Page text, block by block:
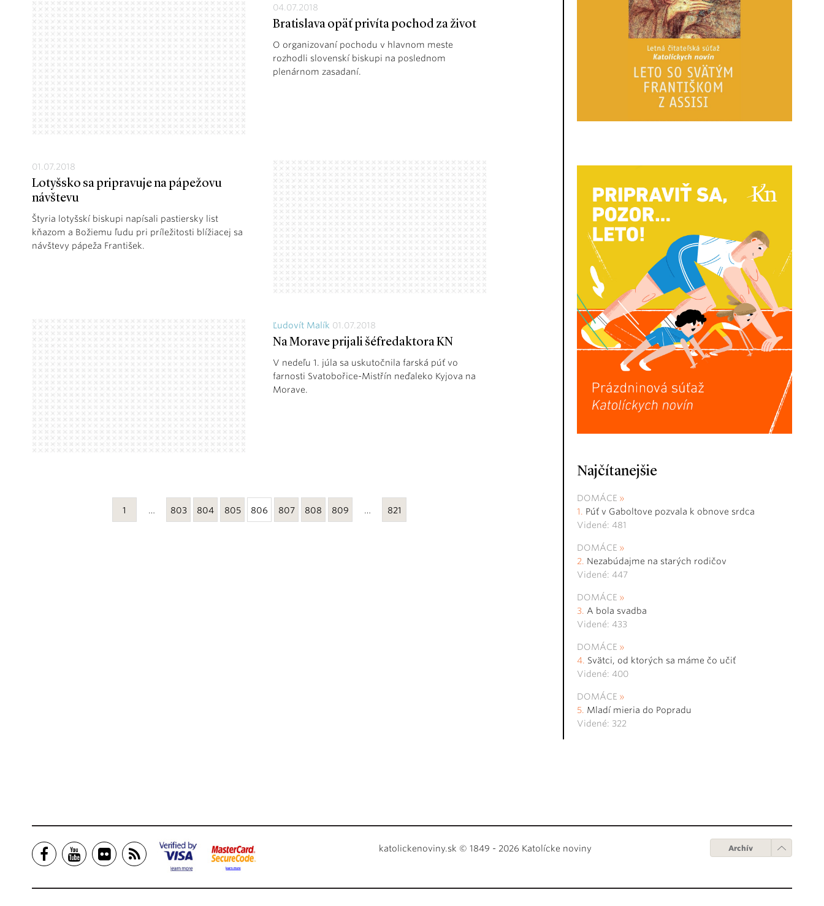
04.07.2018
Bratislava opäť privíta pochod za život
O organizovaní pochodu v hlavnom meste
rozhodli slovenskí biskupi na poslednom
plenárnom zasadaní.
01.07.2018
Lotyšsko sa pripravuje na pápežovu
návštevu
Štyria lotyšskí biskupi napísali pastiersky list
kňazom a Božiemu ľudu pri príležitosti blížiacej sa
návštevy pápeža František.
Ľudovít Malík 01.07.2018
Na Morave prijali šéfredaktora KN
V nedeľu 1. júla sa uskutočnila farská púť vo
farnosti Svatobořice-Mistřín neďaleko Kyjova na
Morave.
1 … 803 804 805 806 807 808 809 … 821
Najčítanejšie
DOMÁCE
Púť v Gaboltove pozvala k obnove srdca
Videné: 481
DOMÁCE
Nezabúdajme na starých rodičov
Videné: 447
DOMÁCE
A bola svadba
Videné: 433
DOMÁCE
Svätci, od ktorých sa máme čo učiť
Videné: 400
DOMÁCE
Mladí mieria do Popradu
Videné: 322
katolickenoviny.sk © 1849 - 2026 Katolícke noviny Archív